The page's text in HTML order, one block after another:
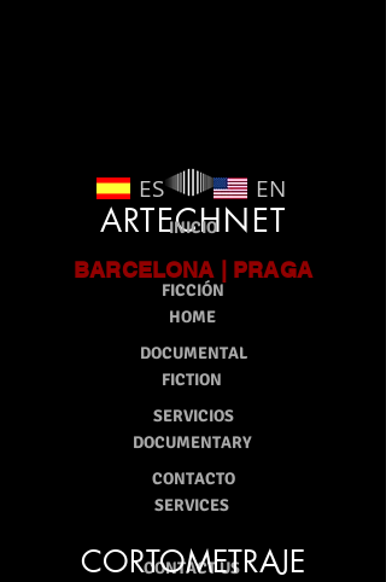
ARTECHNET
BARCELONA | PRAGA
HOME
FICTION
DOCUMENTARY
SERVICES
CONTACT US
ES EN
INICIO
FICCIÓN
DOCUMENTAL
SERVICIOS
CONTACTO
CORTOMETRAJE